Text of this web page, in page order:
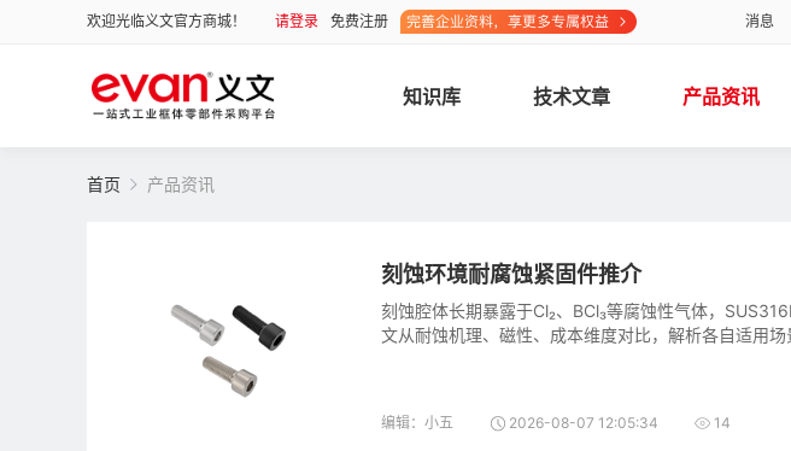
欢迎光临义文官方商城！ 请登录 免费注册 消息
知识库 技术文章 产品资讯
首页 产品资讯
刻蚀环境耐腐蚀紧固件推介
刻蚀腔体长期暴露于Cl₂、BCl₃等腐蚀性气体，
文从耐蚀机理、磁性、成本维度对比，解析各自适用
编辑：小五 2026-08-07 12:05:34 14